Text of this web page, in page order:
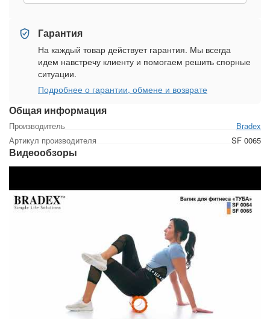
Общая информация
Производитель
Bradex
Артикул производителя
SF 0065
Видеообзоры
Гарантия
На каждый товар действует гарантия. Мы всегда
идем навстречу клиенту и помогаем решить спорные
ситуации.
Подробнее о гарантии, обмене и возврате